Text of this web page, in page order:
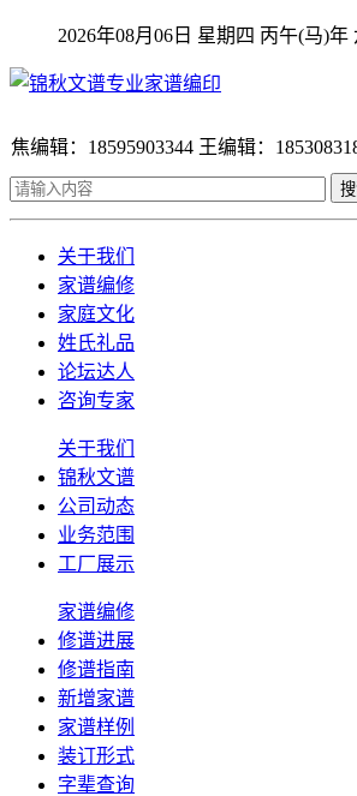
2026年08月06日 星期四 丙午(马)年
焦编辑：18595903344 王编辑：
关于我们
家谱编修
家庭文化
姓氏礼品
论坛达人
咨询专家
关于我们
锦秋文谱
公司动态
业务范围
工厂展示
家谱编修
修谱进展
修谱指南
新增家谱
家谱样例
装订形式
字辈查询